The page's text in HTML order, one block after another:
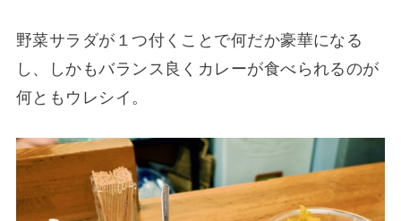
野菜サラダが１つ付くことで何だか豪華になる
し、しかもバランス良くカレーが食べられるのが
何ともウレシイ。